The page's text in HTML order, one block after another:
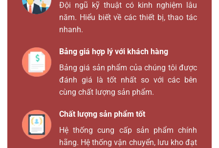
Đội ngũ kỹ thuật có kinh nghiệm lâu
năm. Hiểu biết về các thiết bị, thao tác
nhanh.
Bảng giá hợp lý với khách hàng
Bảng giá sản phẩm của chúng tôi được
đánh giá là tốt nhất so với các bên
cùng chất lượng sản phẩm.
Chất lượng sản phẩm tốt
Hệ thống cung cấp sản phẩm chính
hãng. Hệ thống vận chuyển, lưu kho đạt